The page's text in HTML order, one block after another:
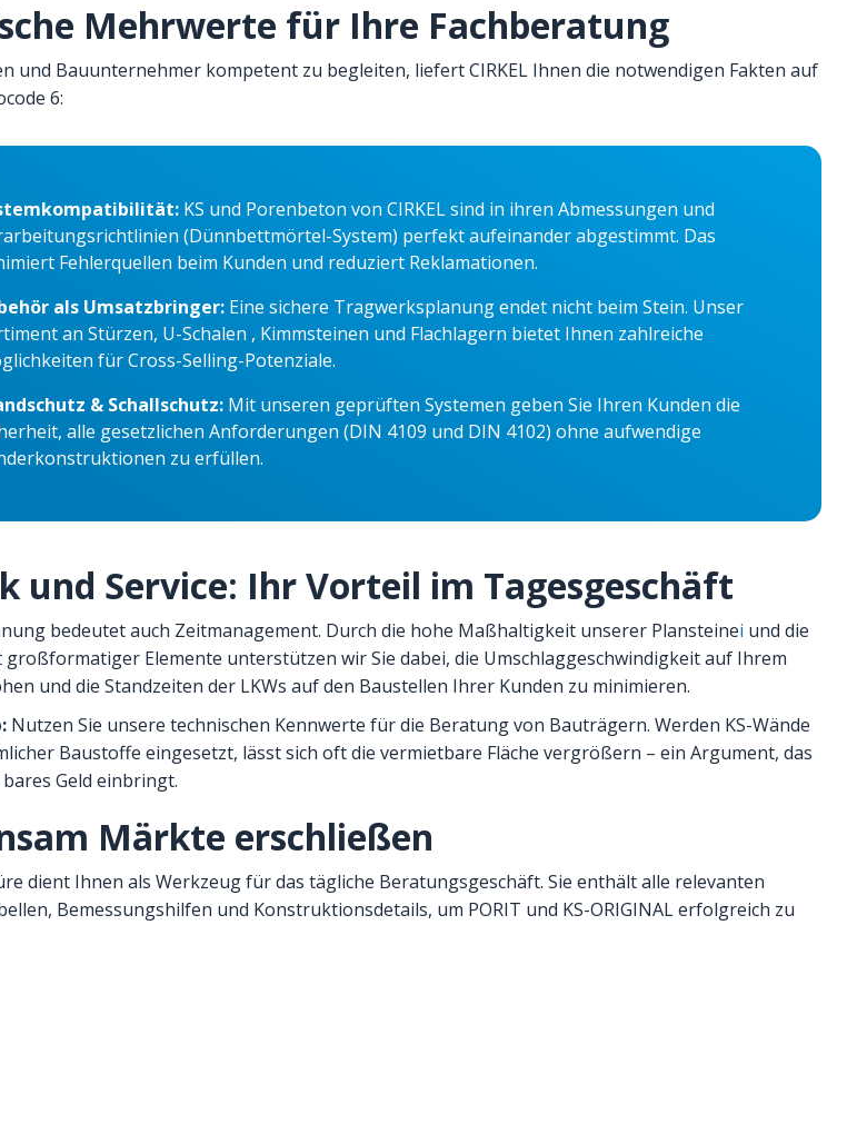
Mehrwerte für Ihre Fachberatung
und Bauunternehmer kompetent zu begleiten, liefert CIRKEL Ihnen die notwendigen Fakten auf
6:
KS und Porenbeton von CIRKEL sind in ihren Abmessungen und
(Dünnbettmörtel-System) perfekt aufeinander abgestimmt. Das
Fehlerquellen beim Kunden und reduziert Reklamationen.
als Umsatzbringer: Eine sichere Tragwerksplanung endet nicht beim Stein. Unser
an Stürzen, U-Schalen , Kimmsteinen und Flachlagern bietet Ihnen zahlreiche
für Cross-Selling-Potenziale.
& Schallschutz: Mit unseren geprüften Systemen geben Sie Ihren Kunden die
alle gesetzlichen Anforderungen (DIN 4109 und DIN 4102) ohne aufwendige
zu erfüllen.
und Service: Ihr Vorteil im Tagesgeschäft
bedeutet auch Zeitmanagement. Durch die hohe Maßhaltigkeit unserer Plansteinei und die
Elemente unterstützen wir Sie dabei, die Umschlaggeschwindigkeit auf Ihrem
und die Standzeiten der LKWs auf den Baustellen Ihrer Kunden zu minimieren.
Nutzen Sie unsere technischen Kennwerte für die Beratung von Bauträgern. Werden KS-Wände
Baustoffe eingesetzt, lässt sich oft die vermietbare Fläche vergrößern – ein Argument, das
Geld einbringt.
Märkte erschließen
dient Ihnen als Werkzeug für das tägliche Beratungsgeschäft. Sie enthält alle relevanten
Bemessungshilfen und Konstruktionsdetails, um PORIT und KS-ORIGINAL erfolgreich zu